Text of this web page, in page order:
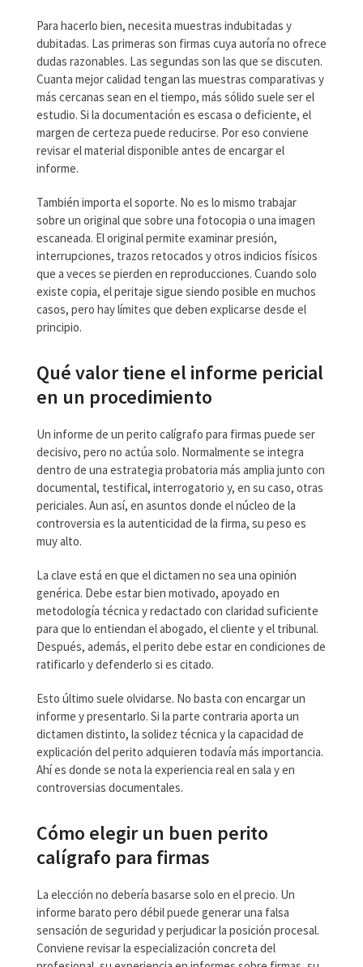
Para hacerlo bien, necesita muestras indubitadas y
dubitadas. Las primeras son firmas cuya autoría no ofrece
dudas razonables. Las segundas son las que se discuten.
Cuanta mejor calidad tengan las muestras comparativas y
más cercanas sean en el tiempo, más sólido suele ser el
estudio. Si la documentación es escasa o deficiente, el
margen de certeza puede reducirse. Por eso conviene
revisar el material disponible antes de encargar el
informe.
También importa el soporte. No es lo mismo trabajar
sobre un original que sobre una fotocopia o una imagen
escaneada. El original permite examinar presión,
interrupciones, trazos retocados y otros indicios físicos
que a veces se pierden en reproducciones. Cuando solo
existe copia, el peritaje sigue siendo posible en muchos
casos, pero hay límites que deben explicarse desde el
principio.
Qué valor tiene el informe pericial
en un procedimiento
Un informe de un perito calígrafo para firmas puede ser
decisivo, pero no actúa solo. Normalmente se integra
dentro de una estrategia probatoria más amplia junto con
documental, testifical, interrogatorio y, en su caso, otras
periciales. Aun así, en asuntos donde el núcleo de la
controversia es la autenticidad de la firma, su peso es
muy alto.
La clave está en que el dictamen no sea una opinión
genérica. Debe estar bien motivado, apoyado en
metodología técnica y redactado con claridad suficiente
para que lo entiendan el abogado, el cliente y el tribunal.
Después, además, el perito debe estar en condiciones de
ratificarlo y defenderlo si es citado.
Esto último suele olvidarse. No basta con encargar un
informe y presentarlo. Si la parte contraria aporta un
dictamen distinto, la solidez técnica y la capacidad de
explicación del perito adquieren todavía más importancia.
Ahí es donde se nota la experiencia real en sala y en
controversias documentales.
Cómo elegir un buen perito
calígrafo para firmas
La elección no debería basarse solo en el precio. Un
informe barato pero débil puede generar una falsa
sensación de seguridad y perjudicar la posición procesal.
Conviene revisar la especialización concreta del